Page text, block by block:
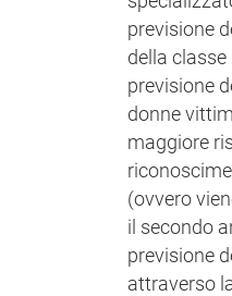
previsione
della
previsione
donne
maggiore
(ovvero
il secondo
previsione
attraverso